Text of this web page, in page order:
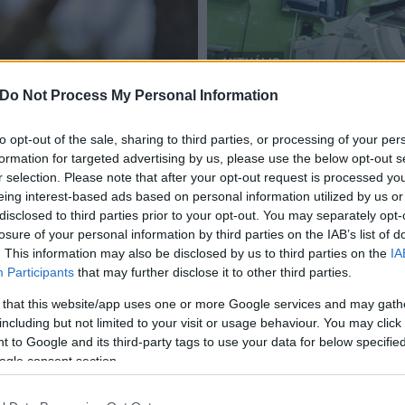
Do Not Process My Personal Information
opt-out of the sale, sharing to third parties, or processing of your
for targeted advertising by us, please use the below opt-out
selection. Please note that after your opt-out request is processed
interest-based ads based on personal information utilized by us
to third parties prior to your opt-out. You may separately
of your personal information by third parties on the IAB’s list of
This information may also be disclosed by us to third parties on the
Participants that may further disclose it to other third parties.
that this website/app uses one or more Google services and may
but not limited to your visit or usage behaviour. You may
to Google and its third-party tags to use your data for below
consent section.
AKTUÁLIS
műtét
Hat év alatt kevesebb,
2018.03.01